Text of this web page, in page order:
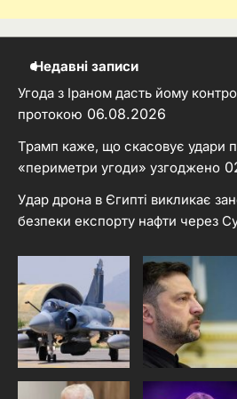
Недавні записи
Угода з Іраном дасть йому
протокою 06.08.2026
Трамп каже, що скасовує удари
«периметри угоди» узгоджено
Удар дрона в Єгипті викликає
безпеки експорту нафти через